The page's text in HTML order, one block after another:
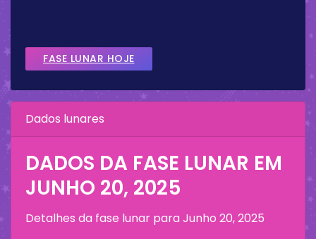
FASE LUNAR HOJE
Dados lunares
DADOS DA FASE LUNAR EM
JUNHO 20, 2025
Detalhes da fase lunar paraJunho 20, 2025